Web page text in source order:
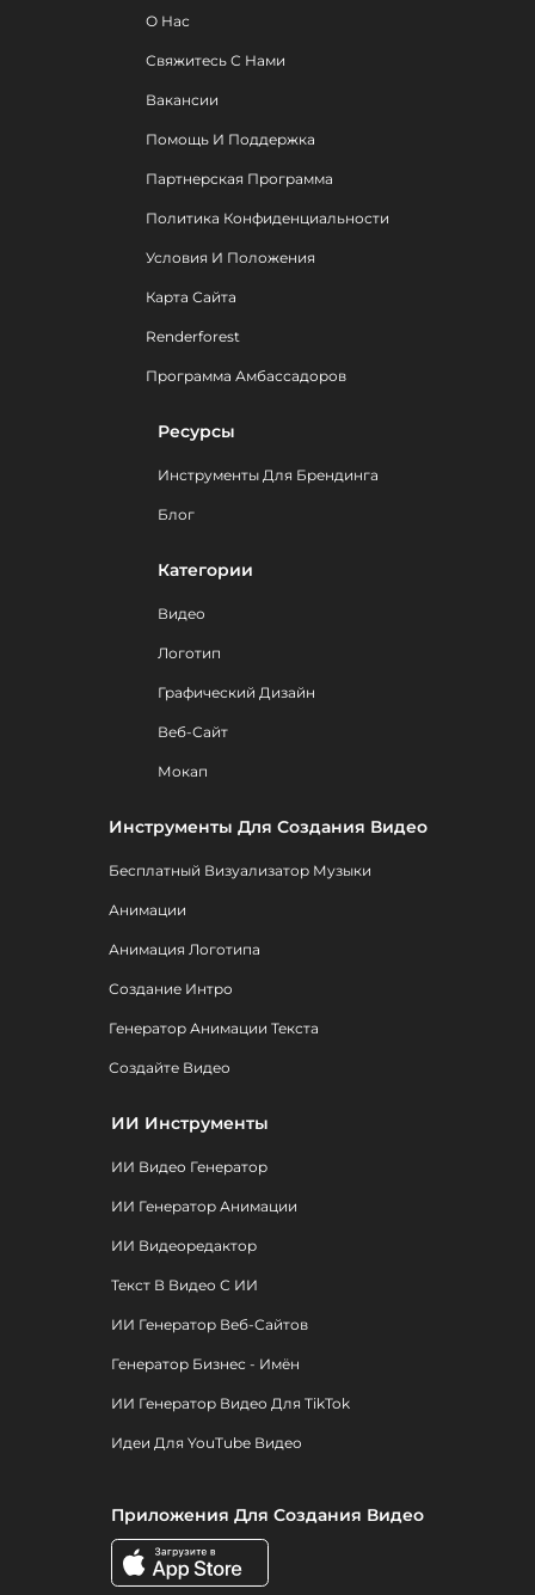
О Нас
Свяжитесь С Нами
Вакансии
Помощь И Поддержка
Партнерская Программа
Политика Конфиденциальности
Условия И Положения
Карта Сайта
Renderforest
Программа Амбассадоров
Ресурсы
Инструменты Для Брендинга
Блог
Категории
Видео
Логотип
Графический Дизайн
Веб-Сайт
Мокап
Инструменты Для Создания Видео
Бесплатный Визуализатор Музыки
Анимации
Анимация Логотипа
Создание Интро
Генератор Анимации Текста
Создайте Видео
ИИ Инструменты
ИИ Видео Генератор
ИИ Генератор Анимации
ИИ Видеоредактор
Текст В Видео С ИИ
ИИ Генератор Веб-Сайтов
Генератор Бизнес - Имён
ИИ Генератор Видео Для TikTok
Идеи Для YouTube Видео
Приложения Для Создания Видео